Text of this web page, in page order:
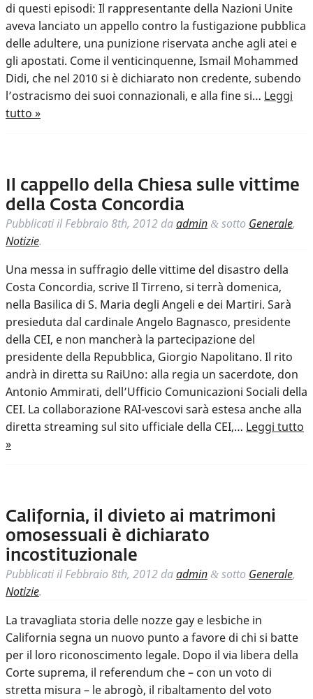
di questi episodi: Il rappresentante della Nazioni Unite
aveva lanciato un appello contro la fustigazione pubblica
delle adultere, una punizione riservata anche agli atei e
gli apostati. Come il venticinquenne, Ismail Mohammed
Didi, che nel 2010 si è dichiarato non credente, subendo
l’ostracismo dei suoi connazionali, e alla fine si… Leggi
tutto »
Il cappello della Chiesa sulle vittime
della Costa Concordia
Pubblicati ilFebbraio 8th, 2012 daadmin & sotto Generale,
Notizie.
Una messa in suffragio delle vittime del disastro della
Costa Concordia, scrive Il Tirreno, si terrà domenica,
nella Basilica di S. Maria degli Angeli e dei Martiri. Sarà
presieduta dal cardinale Angelo Bagnasco, presidente
della CEI, e non mancherà la partecipazione del
presidente della Repubblica, Giorgio Napolitano. Il rito
andrà in diretta su RaiUno: alla regia un sacerdote, don
Antonio Ammirati, dell’Ufficio Comunicazioni Sociali della
CEI. La collaborazione RAI-vescovi sarà estesa anche alla
diretta streaming sul sito ufficiale della CEI,… Leggi tutto
»
California, il divieto ai matrimoni
omosessuali è dichiarato
incostituzionale
Pubblicati ilFebbraio 8th, 2012 daadmin & sotto Generale,
Notizie.
La travagliata storia delle nozze gay e lesbiche in
California segna un nuovo punto a favore di chi si batte
per il loro riconoscimento legale. Dopo il via libera della
Corte suprema, il referendum che – con un voto di
stretta misura – le abrogò, il ribaltamento del voto